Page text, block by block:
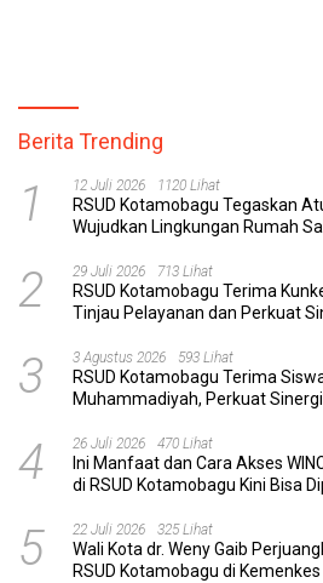
Berita Trending
1 12 Juli 2026 1120 Lihat
RSUD Kotamobagu Tegaskan
Wujudkan Lingkungan Rumah
2 29 Juli 2026 713 Lihat
RSUD Kotamobagu Terima
Tinjau Pelayanan dan Perkuat
3 3 Agustus 2026 593 Lihat
RSUD Kotamobagu Terima
Muhammadiyah, Perkuat
4 26 Juli 2026 470 Lihat
Ini Manfaat dan Cara Akses
di RSUD Kotamobagu Kini Bisa
5 22 Juli 2026 325 Lihat
Wali Kota dr. Weny Gaib
RSUD Kotamobagu di